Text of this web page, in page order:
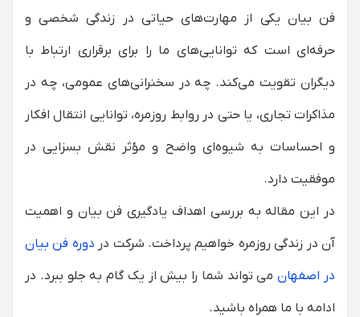
فن بیان یکی از مهارت‌های حیاتی در زندگی شخصی و
حرفه‌ای است که توانایی‌های ما را برای برقراری ارتباط با
دیگران تقویت می‌کند. چه در سخنرانی‌های عمومی، چه در
مذاکرات تجاری، یا حتی در روابط روزمره، توانایی انتقال افکار
و احساسات به شیوه‌ای واضح و مؤثر نقش بسزایی در
موفقیت دارد.
در این مقاله به بررسی اهداف یادگیری فن بیان و اهمیت
آن در زندگی روزمره خواهیم پرداخت. شرکت در دوره فن بیان
در اصفهانمی تواند شما را بیش از یک گام به جلو ببرد. در
ادامه با ما همراه باشید.